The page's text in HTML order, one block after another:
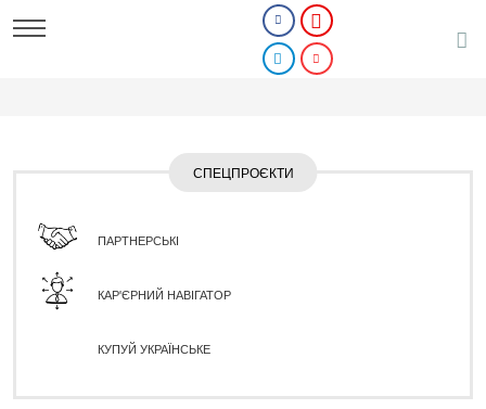
СПЕЦПРОЄКТИ
ПАРТНЕРСЬКІ
КАР'ЄРНИЙ НАВІГАТОР
КУПУЙ УКРАЇНСЬКЕ